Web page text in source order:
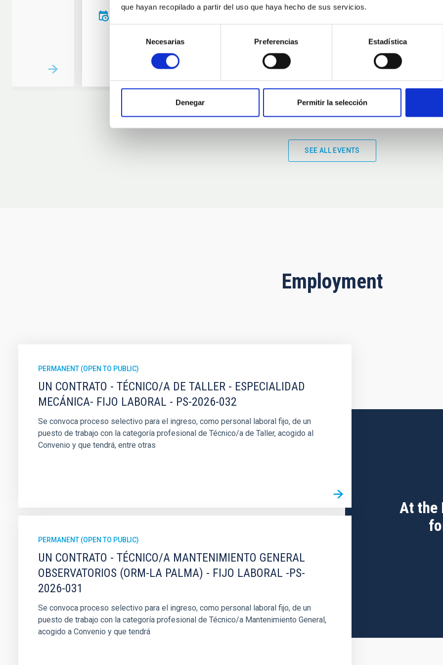
que hayan recopilado a partir del uso que haya hecho de sus servicios.
consentimiento
Necesarias Preferencias Estadística
Denegar Permitir la selección
SEE ALL EVENTS
Employment
PERMANENT (OPEN TO PUBLIC)
UN CONTRATO - TÉCNICO/A DE TALLER - ESPECIALIDAD
MECÁNICA- FIJO LABORAL - PS-2026-032
Se convoca proceso selectivo para el ingreso, como personal laboral fijo, de un
puesto de trabajo con la categoría profesional de Técnico/a de Taller, acogido al
Convenio y que tendrá, entre otras
PERMANENT (OPEN TO PUBLIC)
UN CONTRATO - TÉCNICO/A MANTENIMIENTO GENERAL
OBSERVATORIOS (ORM-LA PALMA) - FIJO LABORAL -PS-
2026-031
Se convoca proceso selectivo para el ingreso, como personal laboral fijo, de un
puesto de trabajo con la categoría profesional de Técnico/a Mantenimiento General,
acogido a Convenio y que tendrá
At the